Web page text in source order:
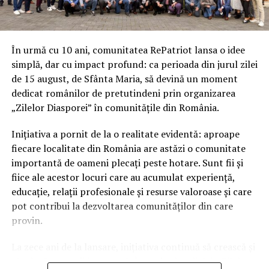
evaluează sursele. O companie cu profil public clar,
recenzii verificabile, conținut scris de un autor
ca sursă de autoritate. Una fără aceste semnale e
ignorată, indiferent de bugetul de reclame.
Ce oferă iXpr.ro
oferăaudit SEO și GEOcare arată exact unde se află o
companie acum și ce e necesar pentru a construi
această poziție.
„Nu vând frică și nu vând certitudini. Vând claritate: iată
unde ești, iată ce lipsește, iată ce ar trebui să faci în
ordinea care contează,” spune Corina Ștefan,
ixpr.ro
În urmă cu 10 ani, comunitatea RePatriot lansa o idee
simplă, dar cu impact profund: ca perioada din jurul zilei
de 15 august, de Sfânta Maria, să devină un moment
dedicat românilor de pretutindeni prin organizarea
„Zilelor Diasporei” în comunitățile din România.
Inițiativa a pornit de la o realitate evidentă: aproape
fiecare localitate din România are astăzi o comunitate
importantă de oameni plecați peste hotare. Sunt fii și
fiice ale acestor locuri care au acumulat experiență,
educație, relații profesionale și resurse valoroase și care
pot contribui la dezvoltarea comunităților din care
provin.
să aducă oamenii împreună. În multe localități, „Zilele